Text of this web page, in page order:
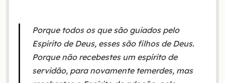
Porque todos os que são guiados pelo
Espírito de Deus, esses são filhos de Deus.
Porque não recebestes um espírito de
servidão, para novamente temerdes, mas